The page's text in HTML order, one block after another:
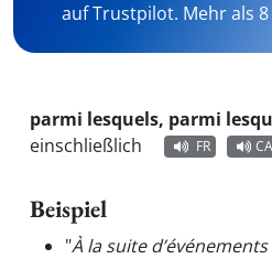
auf Trustpilot. Mehr als
parmi lesquels, parmi
einschließlich
FR CA
Beispiel
"À la suite